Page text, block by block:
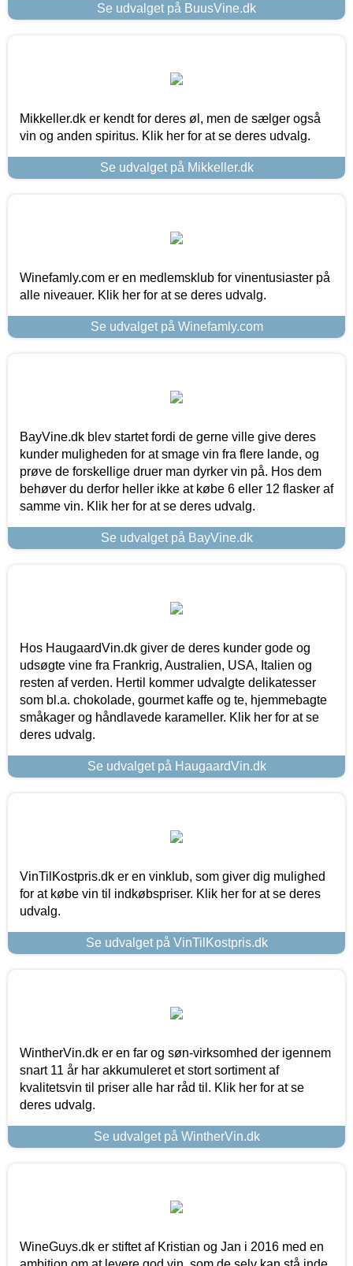
Se udvalget på BuusVine.dk
Mikkeller.dk er kendt for deres øl, men de sælger også
vin og anden spiritus. Klik her for at se deres udvalg.
Se udvalget på Mikkeller.dk
Winefamly.com er en medlemsklub for vinentusiaster på
alle niveauer. Klik her for at se deres udvalg.
Se udvalget på Winefamly.com
BayVine.dk blev startet fordi de gerne ville give deres
kunder muligheden for at smage vin fra flere lande, og
prøve de forskellige druer man dyrker vin på. Hos dem
behøver du derfor heller ikke at købe 6 eller 12 flasker af
samme vin. Klik her for at se deres udvalg.
Se udvalget på BayVine.dk
Hos HaugaardVin.dk giver de deres kunder gode og
udsøgte vine fra Frankrig, Australien, USA, Italien og
resten af verden. Hertil kommer udvalgte delikatesser
som bl.a. chokolade, gourmet kaffe og te, hjemmebagte
småkager og håndlavede karameller. Klik her for at se
deres udvalg.
Se udvalget på HaugaardVin.dk
VinTilKostpris.dk er en vinklub, som giver dig mulighed
for at købe vin til indkøbspriser. Klik her for at se deres
udvalg.
Se udvalget på VinTilKostpris.dk
WintherVin.dk er en far og søn-virksomhed der igennem
snart 11 år har akkumuleret et stort sortiment af
kvalitetsvin til priser alle har råd til. Klik her for at se
deres udvalg.
Se udvalget på WintherVin.dk
WineGuys.dk er stiftet af Kristian og Jan i 2016 med en